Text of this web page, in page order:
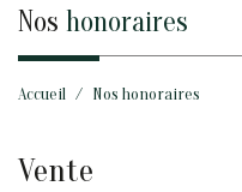
nos honoraires
Accueil Nos honoraires
Vente